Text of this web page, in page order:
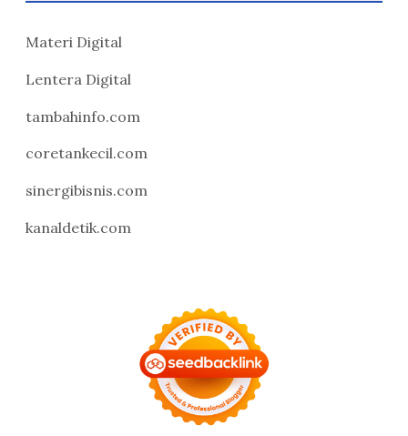
Materi Digital
Lentera Digital
tambahinfo.com
coretankecil.com
sinergibisnis.com
kanaldetik.com